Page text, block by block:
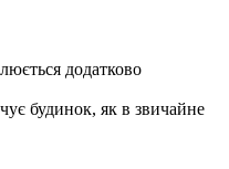
додатково
будинок, як в звичайне